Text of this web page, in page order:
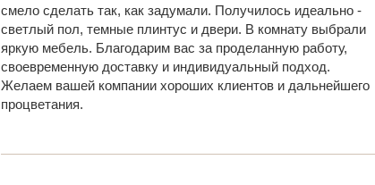
смело сделать так, как задумали. Получилось идеально -
светлый пол, темные плинтус и двери. В комнату выбрали
яркую мебель. Благодарим вас за проделанную работу,
своевременную доставку и индивидуальный подход.
Желаем вашей компании хороших клиентов и дальнейшего
процветания.